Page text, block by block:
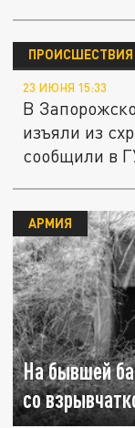
В
тайник ВСУ
ПРОИСШЕСТВИЯ
23 ИЮНЯ 15:33
В
изъяли из
сообщили в
На бывшей
со
АРМИЯ